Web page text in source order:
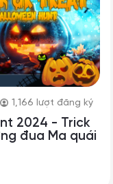
1,166 lượt đăng ký
2024 - Trick
đua Ma quái